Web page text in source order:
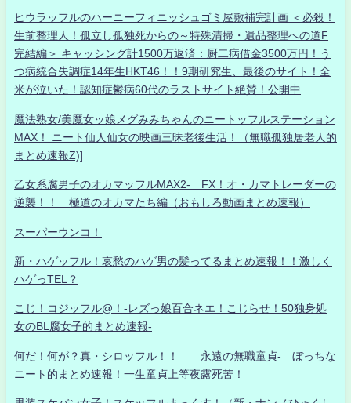
ヒウラッフルのハーニーフィニッシュゴミ屋敷補完計画 ＜必殺！
生前整理人！孤立し孤独死からの～特殊清掃・遺品整理への道F
完結編＞ キャッシング計1500万返済：厨二病借金3500万円！う
つ病統合失調症14年生HKT46！！9期研究生、最後のサイト！全
米が泣いた！認知症鬱病60代のラストサイト絶賛！公開中
魔法熟女/美魔女ッ娘メグみみちゃんのニートッフルステーション
MAX！ ニート仙人仙女の映画三昧老後生活！（無職孤独居老人的
まとめ速報Z)]
乙女系腐男子のオカマッフルMAX2- FX！オ・カマトレーダーの
逆襲！！ 極道のオカマたち編（おもしろ動画まとめ速報）
スーパーウンコ！
新・ハゲッフル！哀愁のハゲ男の髪ってるまとめ速報！！激しく
ハゲっTEL？
こじ！コジッフル@！-レズっ娘百合ネエ！こじらせ！50独身処
女のBL腐女子的まとめ速報-
何だ！何が？真・シロッフル！！ 永遠の無職童貞- ぼっちな
ニート的まとめ速報！一生童貞上等夜露死苦！